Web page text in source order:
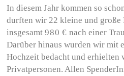
In diesem Jahr kommen so
durften wir 22 kleine und große
insgesamt980 € nach einer
Darüber hinaus wurden wir mit
Hochzeit bedacht und erhielten
Privatpersonen. Allen